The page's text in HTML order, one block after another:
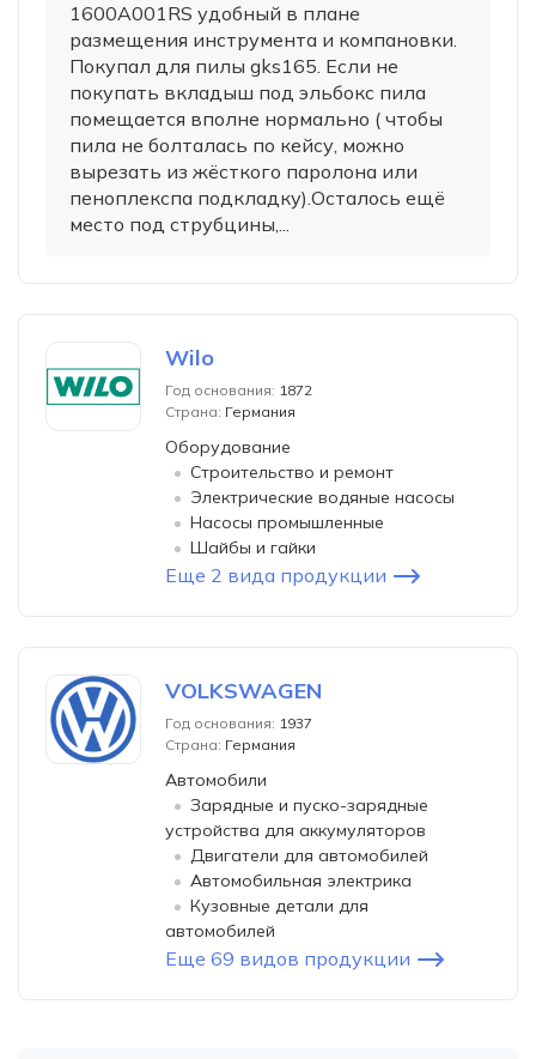
1600A001RS удобный в плане
размещения инструмента и компановки.
Покупал для пилы gks165. Если не
покупать вкладыш под эльбокс пила
помещается вполне нормально ( чтобы
пила не болталась по кейсу, можно
вырезать из жёсткого паролона или
пеноплекспа подкладку).Осталось ещё
место под струбцины,...
Wilo
Год основания: 1872
Страна: Германия
Оборудование
Строительство и ремонт
Электрические водяные насосы
Насосы промышленные
Шайбы и гайки
Еще 2 вида продукции
VOLKSWAGEN
Год основания: 1937
Страна: Германия
Автомобили
Зарядные и пуско-зарядные
устройства для аккумуляторов
Двигатели для автомобилей
Автомобильная электрика
Кузовные детали для
автомобилей
Еще 69 видов продукции